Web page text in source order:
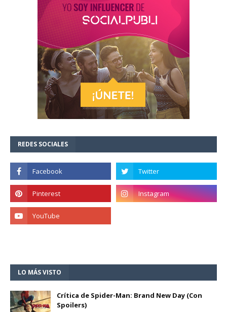
REDES SOCIALES
LO MÁS VISTO
Crítica de Spider-Man: Brand New Day (Con
Spoilers)